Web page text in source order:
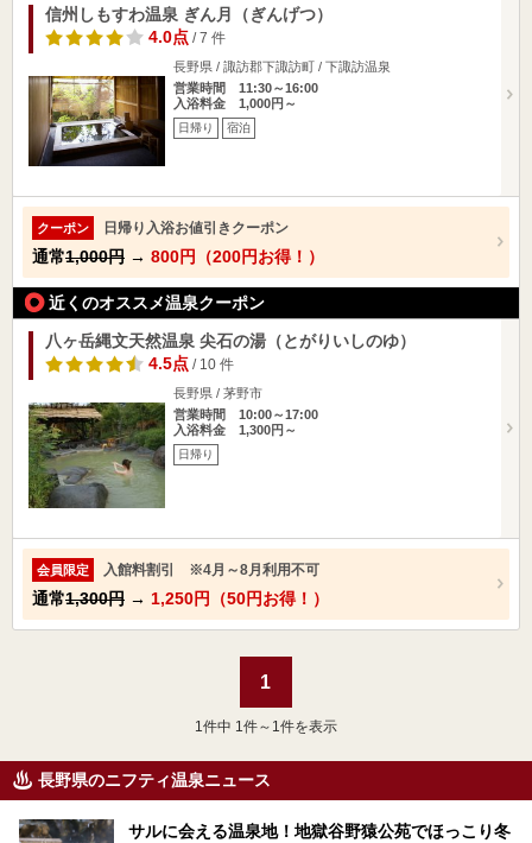
信州しもすわ温泉 ぎん月（ぎんげつ）
4.0点/ 7 件
長野県 / 諏訪郡下諏訪町 / 下諏訪温泉
営業時間 11:30～16:00
入浴料金 1,000円～
日帰り 宿泊
クーポン 日帰り入浴お値引きクーポン
通常1,000円 → 800円（200円お得！）
近くのオススメ温泉クーポン
八ヶ岳縄文天然温泉 尖石の湯（とがりいしのゆ）
4.5点/ 10 件
長野県 / 茅野市
営業時間 10:00～17:00
入浴料金 1,300円～
日帰り
会員限定 入館料割引 ※4月～8月利用不可
通常1,300円 → 1,250円（50円お得！）
1
1 件中 1件～1件を表示
長野県のニフティ温泉ニュース
サルに会える温泉地！地獄谷野猿公苑でほっこり冬